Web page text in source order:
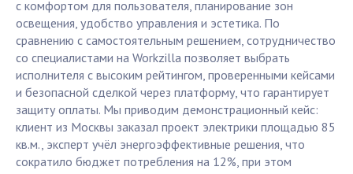
с комфортом для пользователя, планирование зон
освещения, удобство управления и эстетика. По
сравнению с самостоятельным решением, сотрудничество
со специалистами на Workzilla позволяет выбрать
исполнителя с высоким рейтингом, проверенными кейсами
и безопасной сделкой через платформу, что гарантирует
защиту оплаты. Мы приводим демонстрационный кейс:
клиент из Москвы заказал проект электрики площадью 85
кв.м., эксперт учёл энергоэффективные решения, что
сократило бюджет потребления на 12%, при этом